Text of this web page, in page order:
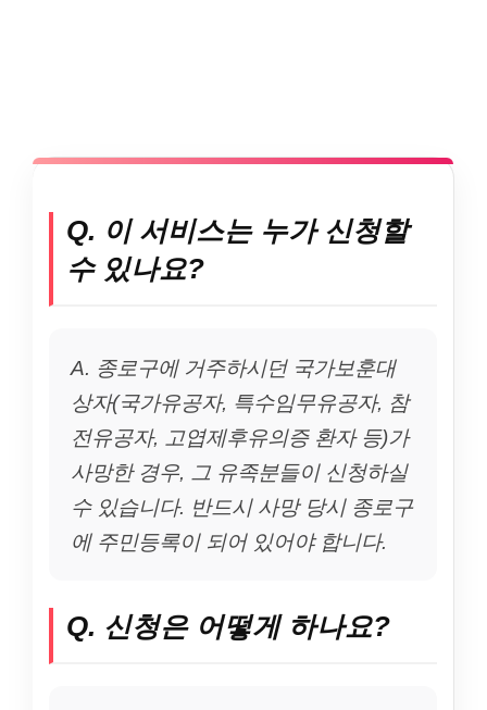
Q. 이 서비스는 누가 신청할
수 있나요?
A. 종로구에 거주하시던 국가보훈대
상자(국가유공자, 특수임무유공자, 참
전유공자, 고엽제후유의증 환자 등)가
사망한 경우, 그 유족분들이 신청하실
수 있습니다. 반드시 사망 당시 종로구
에 주민등록이 되어 있어야 합니다.
Q. 신청은 어떻게 하나요?